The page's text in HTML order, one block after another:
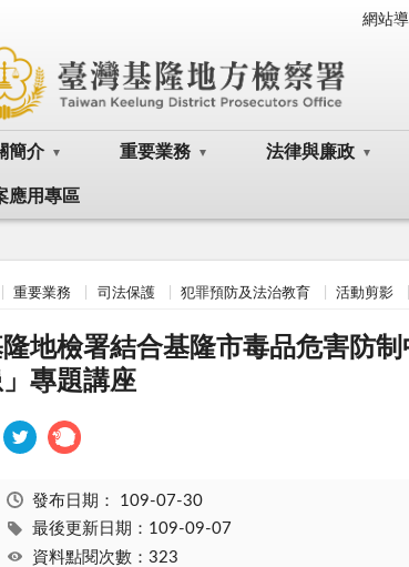
網站
簡介 重要業務 法律與廉政
應用專區
重要業務 司法保護 犯罪預防及法治教育 活動剪影
地檢署結合基隆市毒品危害防
專題講座
發布日期： 109-07-30
最後更新日期：109-09-07
資料點閱次數：323